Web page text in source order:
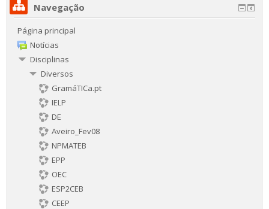
Navegação
Página principal
Notícias
Disciplinas
Diversos
GramáTICa.pt
IELP
DE
Aveiro_Fev08
NPMATEB
EPP
OEC
ESP2CEB
CEEP